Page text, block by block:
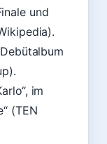
und
im
(TEN